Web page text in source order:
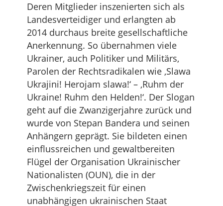
Deren Mitglieder inszenierten sich als
Landesverteidiger und erlangten ab
2014 durchaus breite gesellschaftliche
Anerkennung. So übernahmen viele
Ukrainer, auch Politiker und Militärs,
Parolen der Rechtsradikalen wie ‚Slawa
Ukrajini! Herojam slawa!‘ – ‚Ruhm der
Ukraine! Ruhm den Helden!‘. Der Slogan
geht auf die Zwanzigerjahre zurück und
wurde von Stepan Bandera und seinen
Anhängern geprägt. Sie bildeten einen
einflussreichen und gewaltbereiten
Flügel der Organisation Ukrainischer
Nationalisten (OUN), die in der
Zwischenkriegszeit für einen
unabhängigen ukrainischen Staat